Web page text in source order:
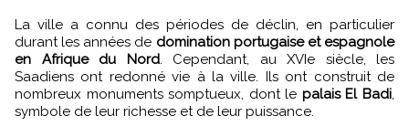
La ville a connu des périodes de déclin, en particulier
durant les années de domination portugaise et espagnole
en Afrique du Nord. Cependant, au XVIe siècle, les
Saadiens ont redonné vie à la ville. Ils ont construit de
nombreux monuments somptueux, dont le palais El Badi,
symbole de leur richesse et de leur puissance.